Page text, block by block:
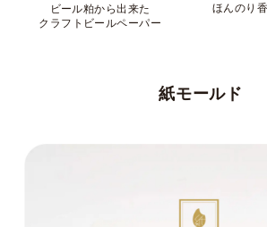
ビール粕から出来た
クラフトビールペーパー
ほんのり
紙モールド